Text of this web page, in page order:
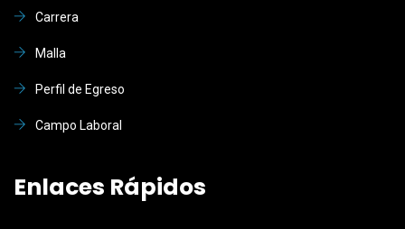
Carrera
Malla
Perfil de Egreso
Campo Laboral
Enlaces Rápidos